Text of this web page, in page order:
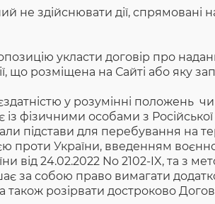
не здійснювати дії,
укласти договір про
що розміщена на Сайті або яку
у розумінні положень
фізичними особами з Російської
підстави для перебування на
проти України, введенням
від 24.02.2022 No 2102-IX, та з
за собою право вимагати
розірвати достроково